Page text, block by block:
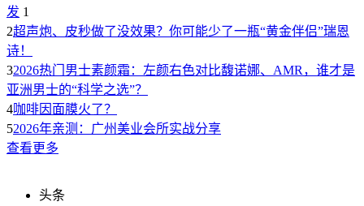
发 1
2超声炮、皮秒做了没效果？你可能少了一瓶“黄金伴侣”瑞恩
诗！
32026热门男士素颜霜：左颜右色对比馥诺娜、AMR，谁才是
亚洲男士的“科学之选”？
4咖啡因面膜火了？
52026年亲测：广州美业会所实战分享
查看更多
头条